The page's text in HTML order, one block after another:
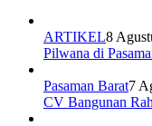
ARTIKEL8
Pilwana di
Pasaman Barat7
CV Bangunan